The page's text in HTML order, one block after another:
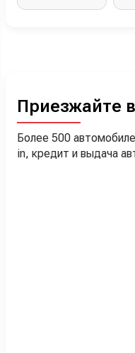
Приезжайте в
Более 500
in, кредит и выдача